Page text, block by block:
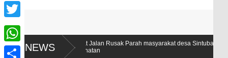
NEWS
Akibat Jalan Rusak Parah masyarakat desa Sintuban Makmur Sulit
Kesehatan
F
c
e
T
w
W